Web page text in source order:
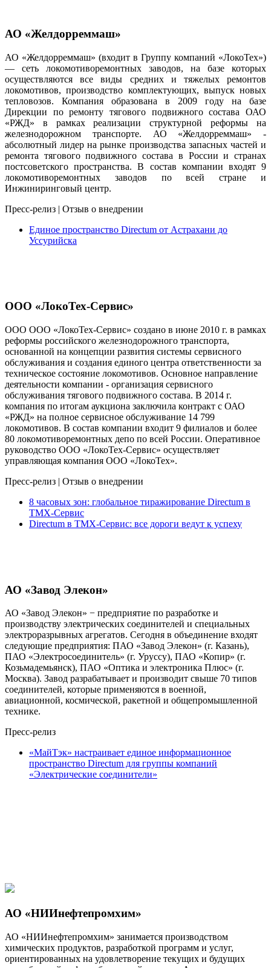
АО «Желдорреммаш»
АО «Желдорреммаш» (входит в Группу компаний «ЛокоТех»)
— сеть локомотиворемонтных заводов, на базе которых
осуществляются все виды средних и тяжелых ремонтов
локомотивов, производство комплектующих, выпуск новых
тепловозов. Компания образована в 2009 году на базе
Дирекции по ремонту тягового подвижного состава ОАО
«РЖД» в рамках реализации структурной реформы на
железнодорожном транспорте. АО «Желдорреммаш» -
абсолютный лидер на рынке производства запасных частей и
ремонта тягового подвижного состава в России и странах
постсоветского пространства. В состав компании входят 9
локомотиворемонтных заводов по всей стране и
Инжиниринговый центр.
Пресс-релиз | Отзыв о внедрении
Единое пространство Directum от Астрахани до
Уссурийска
ООО «ЛокоТех-Сервис»
ООО ООО «ЛокоТех-Сервис» создано в июне 2010 г. в рамках
реформы российского железнодорожного транспорта,
основанной на концепции развития системы сервисного
обслуживания и создания единого центра ответственности за
техническое состояние локомотивов. Основное направление
деятельности компании - организация сервисного
обслуживания тягового подвижного состава. В 2014 г.
компания по итогам аукциона заключила контракт с ОАО
«РЖД» на полное сервисное обслуживание 14 799
локомотивов. В состав компании входит 9 филиалов и более
80 локомотиворемонтных депо по всей России. Оперативное
руководство ООО «ЛокоТех-Сервис» осуществляет
управляющая компания ООО «ЛокоТех».
Пресс-релиз | Отзыв о внедрении
8 часовых зон: глобальное тиражирование Directum в
ТМХ-Сервис
Directum в ТМХ-Сервис: все дороги ведут к успеху
АО «Завод Элекон»
АО «Завод Элекон» − предприятие по разработке и
производству электрических соединителей и специальных
электроразрывных агрегатов. Сегодня в объединение входят
следующие предприятия: ПАО «Завод Элекон» (г. Казань),
ПАО «Электросоединитель» (г. Уруссу), ПАО «Копир» (г.
Козьмадемьянск), ПАО «Оптика и электроника Плюс» (г.
Москва). Завод разрабатывает и производит свыше 70 типов
соединителей, которые применяются в военной,
авиационной, космической, ракетной и общепромышленной
технике.
Пресс-релиз
«МайТэк» настраивает единое информационное
пространство Directum для группы компаний
«Электрические соединители»
АО «НИИнефтепромхим»
АО «НИИнефтепромхим» занимается производством
химических продуктов, разработкой программ и услуг,
ориентированных на удовлетворение текущих и будущих